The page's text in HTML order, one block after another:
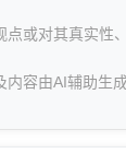
或对其真实性
容由AI辅助生